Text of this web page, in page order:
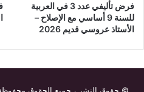
فرض تأليفي عدد 3 في العربية
للسنة 9 أساسي مع الإصلاح –
الأستاذ عروسي قديم 2026